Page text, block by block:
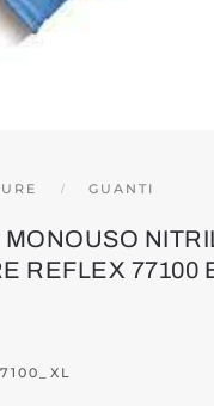
GUANTI
REFLEX 77100